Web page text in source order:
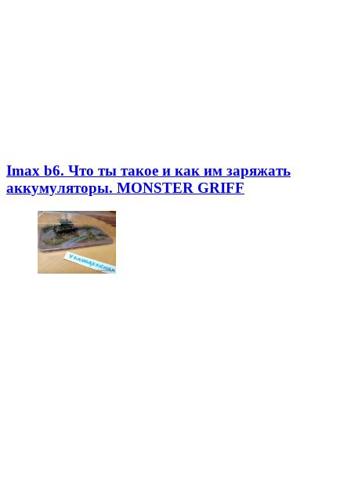
Imax b6. Что ты такое и как им заряжать
аккумуляторы. MONSTER GRIFF